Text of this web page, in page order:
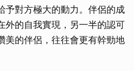
予對方極大的動力。伴侶的成
外的自我實現，另一半的認可
美的伴侶，往往會更有幹勁地